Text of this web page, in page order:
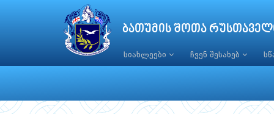
ბათუმის შოთა
სიახლეები ჩვენ შესახებ